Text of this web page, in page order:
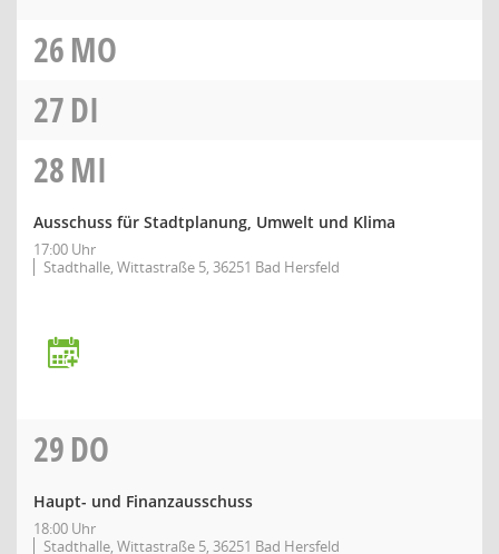
26MO
27DI
28MI
Ausschuss für Stadtplanung, Umwelt und Klima
17:00 Uhr
Stadthalle, Wittastraße 5, 36251 Bad Hersfeld
29DO
Haupt- und Finanzausschuss
18:00 Uhr
Stadthalle, Wittastraße 5, 36251 Bad Hersfeld